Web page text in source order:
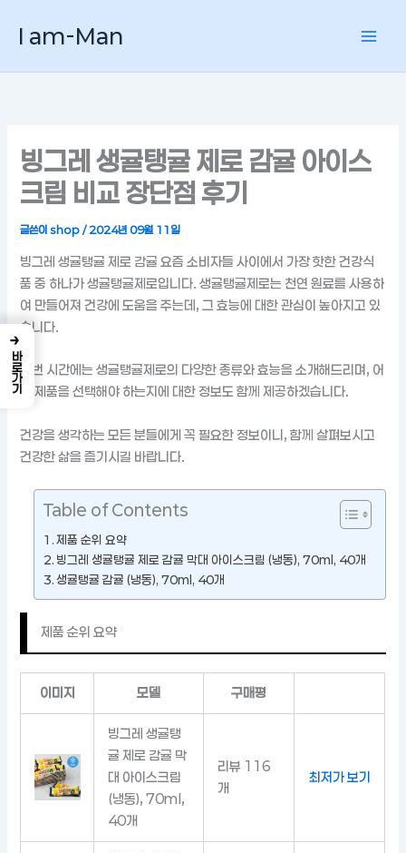
로
I am-Man
빙그레 생귤탱귤 제로 감귤 아이스
크림 비교 장단점 후기
글쓴이shop/2024년 09월 11일
빙그레 생귤탱귤 제로 감귤 요즘 소비자들 사이에서 가장 핫한 건강식
품 중 하나가 생귤탱귤제로입니다. 생귤탱귤제로는 천연 원료를 사용하
여 만들어져 건강에 도움을 주는데, 그 효능에 대한 관심이 높아지고 있
습니다.
이번 시간에는 생귤탱귤제로의 다양한 종류와 효능을 소개해드리며, 어
떤 제품을 선택해야 하는지에 대한 정보도 함께 제공하겠습니다.
건강을 생각하는 모든 분들에게 꼭 필요한 정보이니, 함께 살펴보시고
건강한 삶을 즐기시길 바랍니다.
Table of Contents
제품 순위 요약
빙그레 생귤탱귤 제로 감귤 막대 아이스크림 (냉동), 70ml, 40개
생귤탱귤 감귤 (냉동), 70ml, 40개
제품 순위 요약
이미지 모델 구매평
빙그레 생귤탱
귤 제로 감귤 막
대 아이스크림
(냉동), 70ml,
40개
리뷰 116
개
최저가 보기
→
바로가기